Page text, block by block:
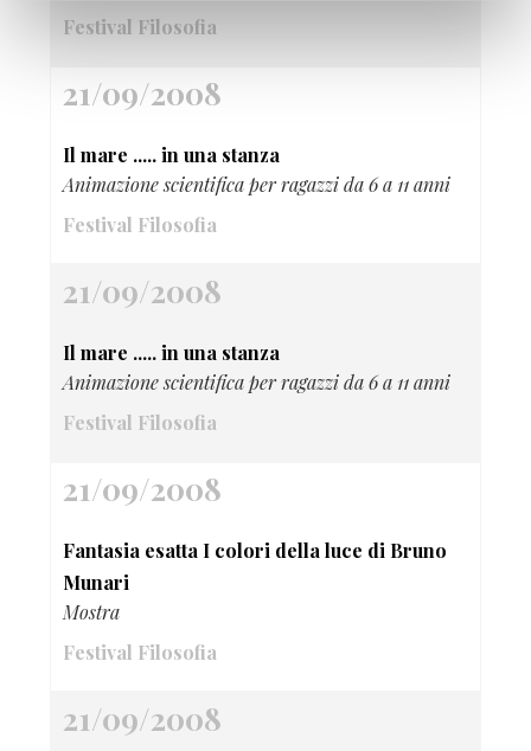
Festival Filosofia
21/09/2008
Il mare ..... in una stanza
Animazione scientifica per ragazzi da 6 a 11 anni
Festival Filosofia
21/09/2008
Il mare ..... in una stanza
Animazione scientifica per ragazzi da 6 a 11 anni
Festival Filosofia
21/09/2008
Fantasia esatta I colori della luce di Bruno
Munari
Mostra
Festival Filosofia
21/09/2008